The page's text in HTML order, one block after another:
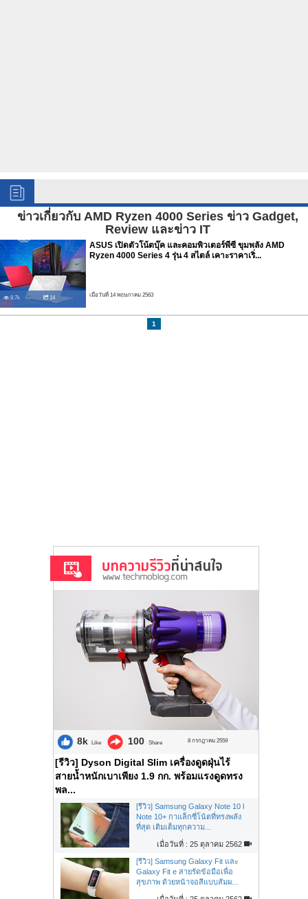
ข่าวเกี่ยวกับ AMD Ryzen 4000 Series ข่าว Gadget,
Review และข่าว IT
8.7k 14
ASUS เปิดตัวโน้ตบุ๊ค และคอมพิวเตอร์พีซี ขุมพลัง AMD
Ryzen 4000 Series 4 รุ่น 4 สไตล์ เคาะราคาเริ่...
เมื่อวันที่ 14 พฤษภาคม 2563
1
8k Like 100 Share 8 กรกฎาคม 2559
[รีวิว] Dyson Digital Slim เครื่องดูดฝุ่นไร้
สายน้ำหนักเบาเพียง 1.9 กก. พร้อมแรงดูดทรง
พล...
[รีวิว] Samsung Galaxy Note 10 l
Note 10+ กาแล็กซี่โน้ตที่ทรงพลัง
ที่สุด เติมเต็มทุกความ...
เมื่อวันที่ : 25 ตุลาคม 2562
[รีวิว] Samsung Galaxy Fit และ
Galaxy Fit e สายรัดข้อมือเพื่อ
สุขภาพ ด้วยหน้าจอสีแบบสัมผ...